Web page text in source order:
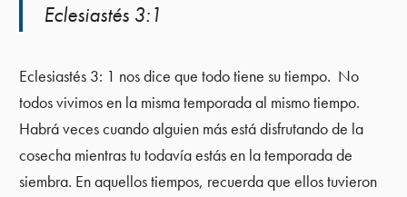
Eclesiastés 3:1
Eclesiastés 3: 1 nos dice que todo tiene su tiempo. No
todos vivimos en la misma temporada al mismo tiempo.
Habrá veces cuando alguien más está disfrutando de la
cosecha mientras tu todavía estás en la temporada de
siembra. En aquellos tiempos, recuerda que ellos tuvieron